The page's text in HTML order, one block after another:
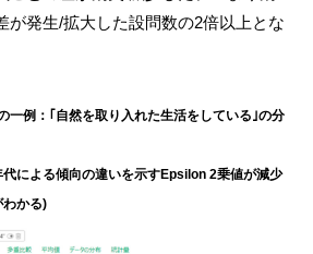
が発生/拡大した設問数の2倍以上とな
一例：｢自然を取り入れた生活をしている｣の分
による傾向の違いを示すEpsilon 2乗値が減少
わかる)